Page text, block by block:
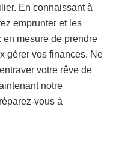
En connaissant à
emprunter et les
mesure de prendre
gérer vos finances. Ne
votre rêve de
notre
vous à